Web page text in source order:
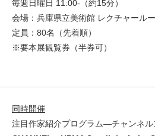
毎週日曜日 11:00-（約15分）
会場：兵庫県立美術館 レクチャール
定員：80名（先着順）
※要本展観覧券（半券可）
同時開催
注目作家紹介プログラム―チャンネル